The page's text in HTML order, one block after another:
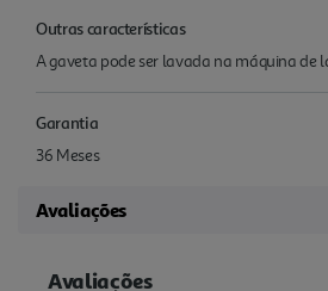
Outras características
A gaveta pode ser lavada na máquina de
Garantia
36 Meses
Avaliações